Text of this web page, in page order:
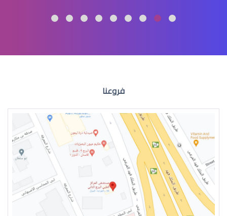
عمليات التجميل للعين
فروعنا